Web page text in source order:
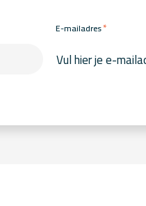
E-mailadres*